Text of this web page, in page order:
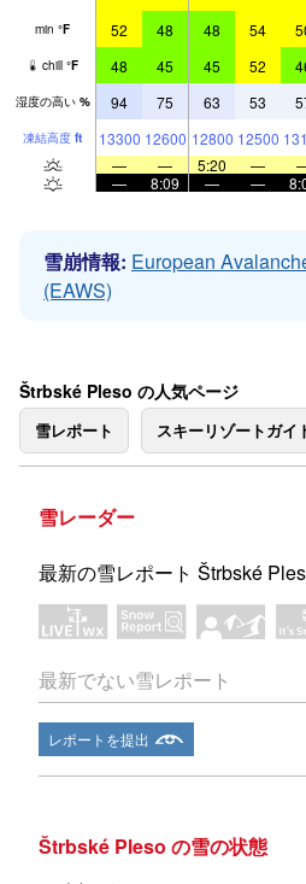
min °F 52 48 48 54
chill °F 48 45 45 52
湿度の高い % 94 75 63 53
凍結高度 ft 13300 12600 12800 12500
—
— 5:20 —
—
8:09 — —
雪崩情報: European
(EAWS)
Štrbské Pleso の人気ページ
雪レポート スキーリゾートガイ
雪レーダー
最新の雪レポート Štrbské
最新でない雪レポート
レポートを提出
Štrbské Pleso の雪の状態